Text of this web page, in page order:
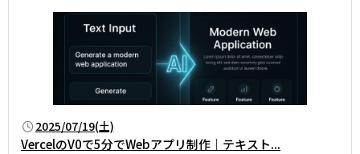
2025/07/19(土)
VercelのV0で5分でWebアプリ制作｜テキスト...